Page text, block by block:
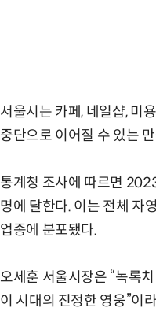
서울시는 카페, 네일샵, 미
중단으로 이어질 수 있는
통계청 조사에 따르면
명에 달한다. 이는 전체 자
업종에 분포됐다.
오세훈 서울시장은 “녹록
이 시대의 진정한 영웅”이